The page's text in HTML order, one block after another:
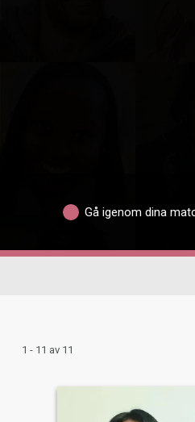
Gå igenom dina
1 - 11 av 11